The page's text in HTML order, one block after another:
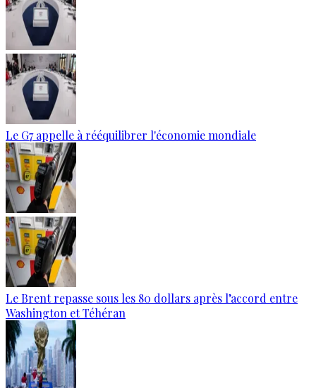
Le G7 appelle à rééquilibrer l'économie mondiale
Le Brent repasse sous les 80 dollars après l’accord entre
Washington et Téhéran